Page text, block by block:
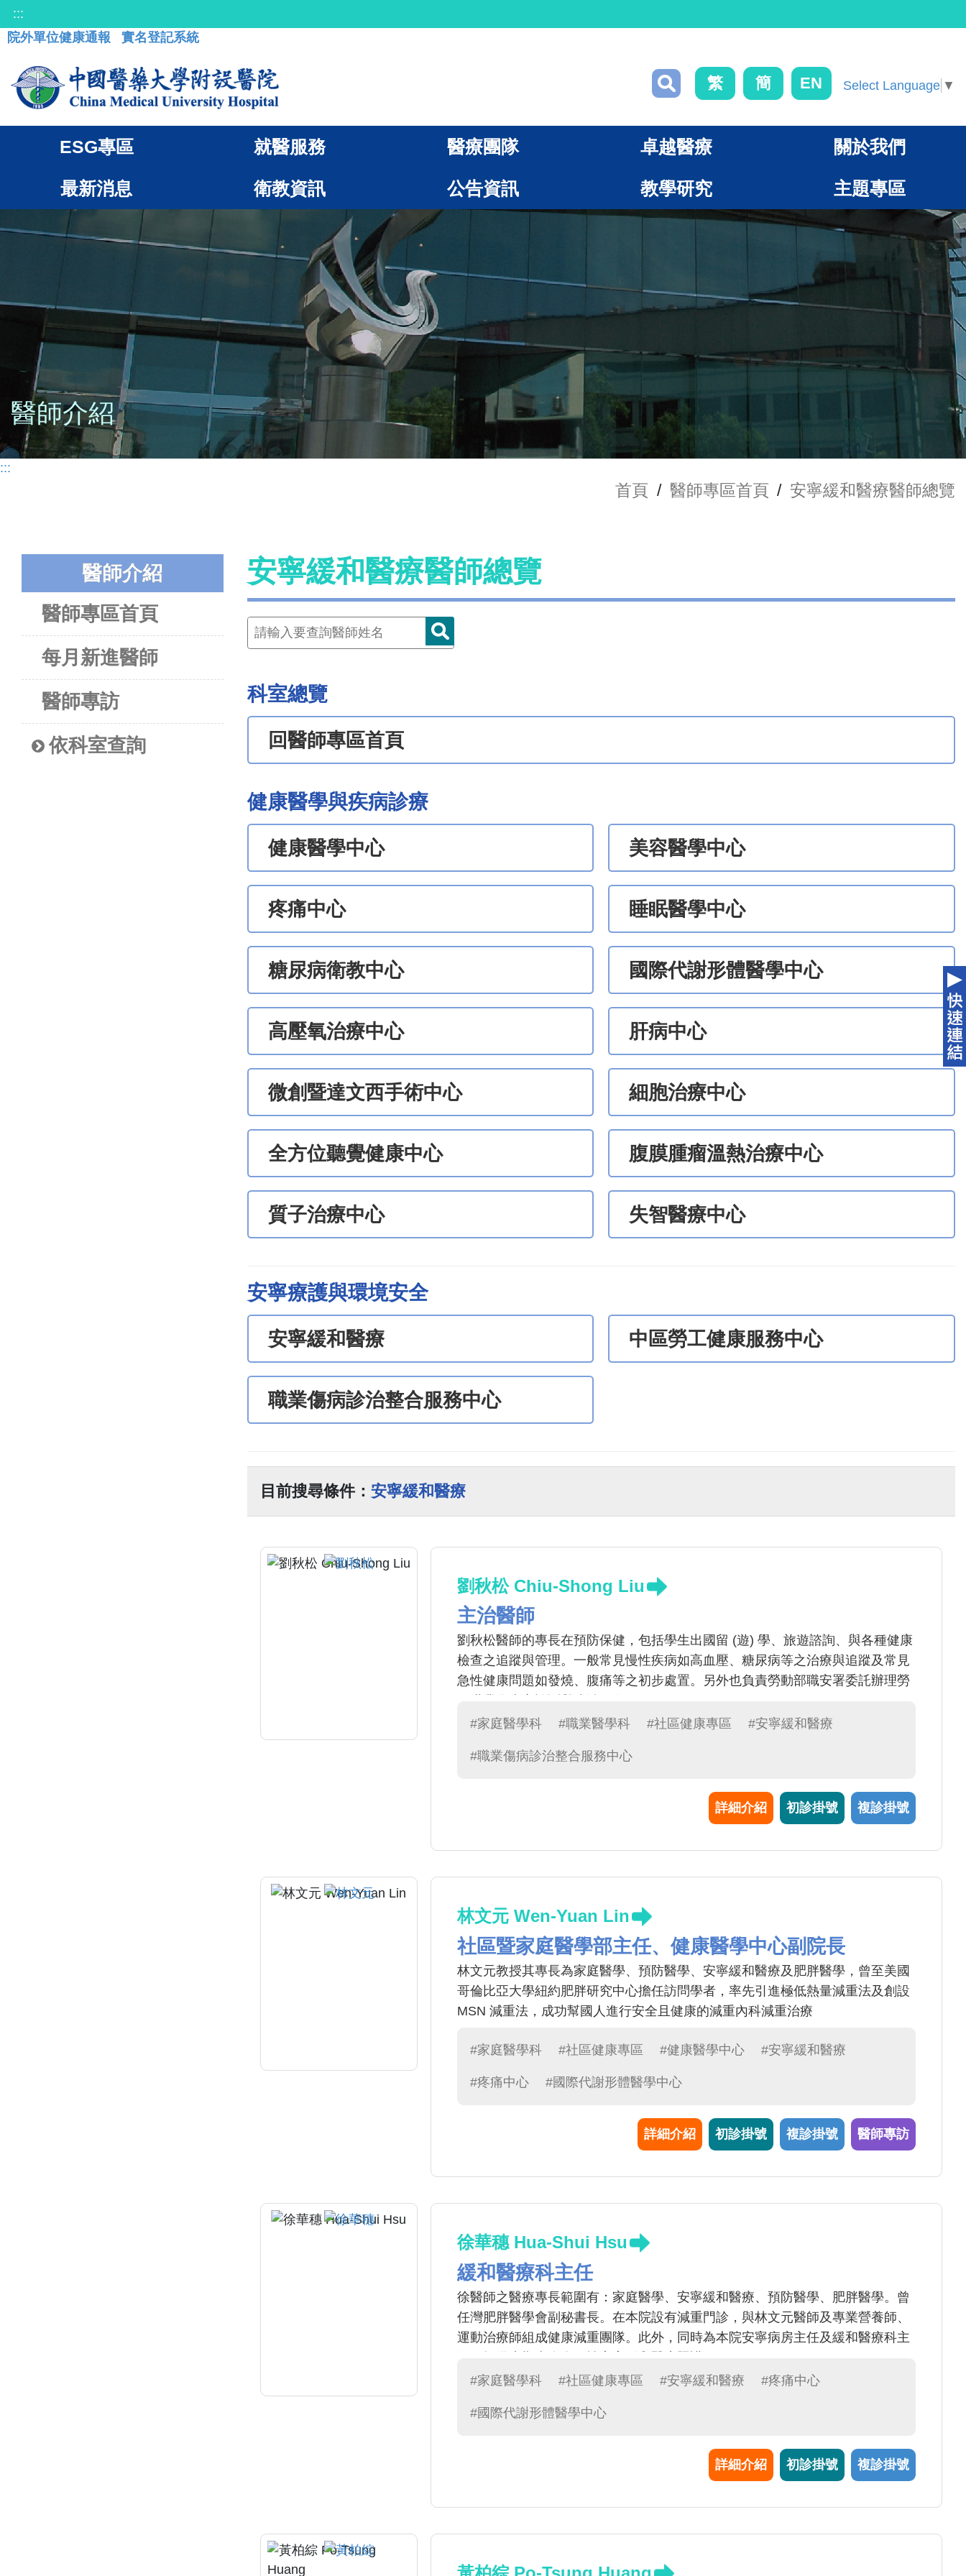
:::
院外單位健康通報
實名登記系統
繁 簡 EN Select Language ▼
ESG專區 就醫服務 醫療團隊 卓越醫療 關於我們
最新消息 衛教資訊 公告資訊 教學研究 主題專區
醫師介紹
:::
首頁 / 醫師專區首頁 / 安寧緩和醫療醫師總覽
醫師介紹
醫師專區首頁
每月新進醫師
醫師專訪
依科室查詢
安寧緩和醫療醫師總覽
科室總覽
回醫師專區首頁
健康醫學與疾病診療
健康醫學中心 美容醫學中心
疼痛中心 睡眠醫學中心
糖尿病衛教中心 國際代謝形體醫學中心
高壓氧治療中心 肝病中心
微創暨達文西手術中心 細胞治療中心
全方位聽覺健康中心 腹膜腫瘤溫熱治療中心
質子治療中心 失智醫療中心
安寧療護與環境安全
安寧緩和醫療 中區勞工健康服務中心
職業傷病診治整合服務中心
目前搜尋條件： 安寧緩和醫療
劉秋松 Chiu-Shong Liu
主治醫師
劉秋松醫師的專長在預防保健，包括學生出國留 (遊) 學、旅遊諮詢、與各種健康
檢查之追蹤與管理。一般常見慢性疾病如高血壓、糖尿病等之治療與追蹤及常見
急性健康問題如發燒、腹痛等之初步處置。另外也負責勞動部職安署委託辦理勞
#家庭醫學科
#職業醫學科 #社區健康專區 #安寧緩和醫療
#職業傷病診治整合服務中心
詳細介紹 初診掛號 複診掛號
林文元 Wen-Yuan Lin
社區暨家庭醫學部主任、健康醫學中心副院長
林文元教授其專長為家庭醫學、預防醫學、安寧緩和醫療及肥胖醫學，曾至美國
哥倫比亞大學紐約肥胖研究中心擔任訪問學者，率先引進極低熱量減重法及創設
MSN 減重法，成功幫國人進行安全且健康的減重內科減重治療
#家庭醫學科 #社區健康專區 #健康醫學中心 #安寧緩和醫療
#疼痛中心 #國際代謝形體醫學中心
詳細介紹 初診掛號 複診掛號 醫師專訪
徐華穗 Hua-Shui Hsu
緩和醫療科主任
徐醫師之醫療專長範圍有：家庭醫學、安寧緩和醫療、預防醫學、肥胖醫學。曾
任灣肥胖醫學會副秘書長。在本院設有減重門診，與林文元醫師及專業營養師、
運動治療師組成健康減重團隊。此外，同時為本院安寧病房主任及緩和醫療科主
#家庭醫學科
#社區健康專區 #安寧緩和醫療 #疼痛中心
#國際代謝形體醫學中心
詳細介紹 初診掛號 複診掛號